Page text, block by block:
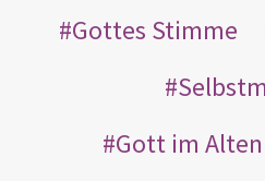
Gottes Stimme
Gott im